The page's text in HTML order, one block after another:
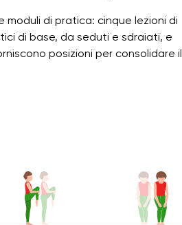
moduli di pratica: cinque lezioni di
di base, da seduti e sdraiati, e
posizioni per consolidare il